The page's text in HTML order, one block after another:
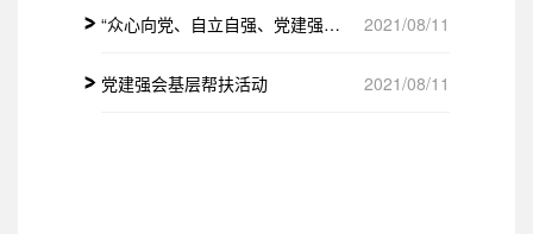
“众心向党、自立自强、党建强会”主题实践活动 之重走长征路——猴场会址 2021/08/11
党建强会基层帮扶活动 2021/08/11